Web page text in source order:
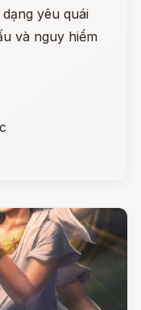
yêu quái
và nguy hiểm